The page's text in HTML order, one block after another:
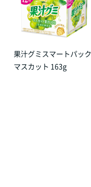
果汁グミスマートパック
マスカット 163g